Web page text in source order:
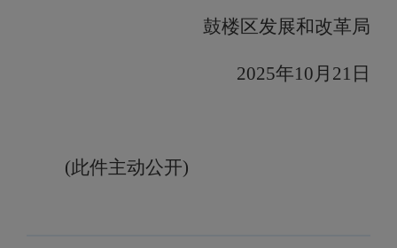
鼓楼区发展和改革局
2025年10 月 21日
(此件主动公开)